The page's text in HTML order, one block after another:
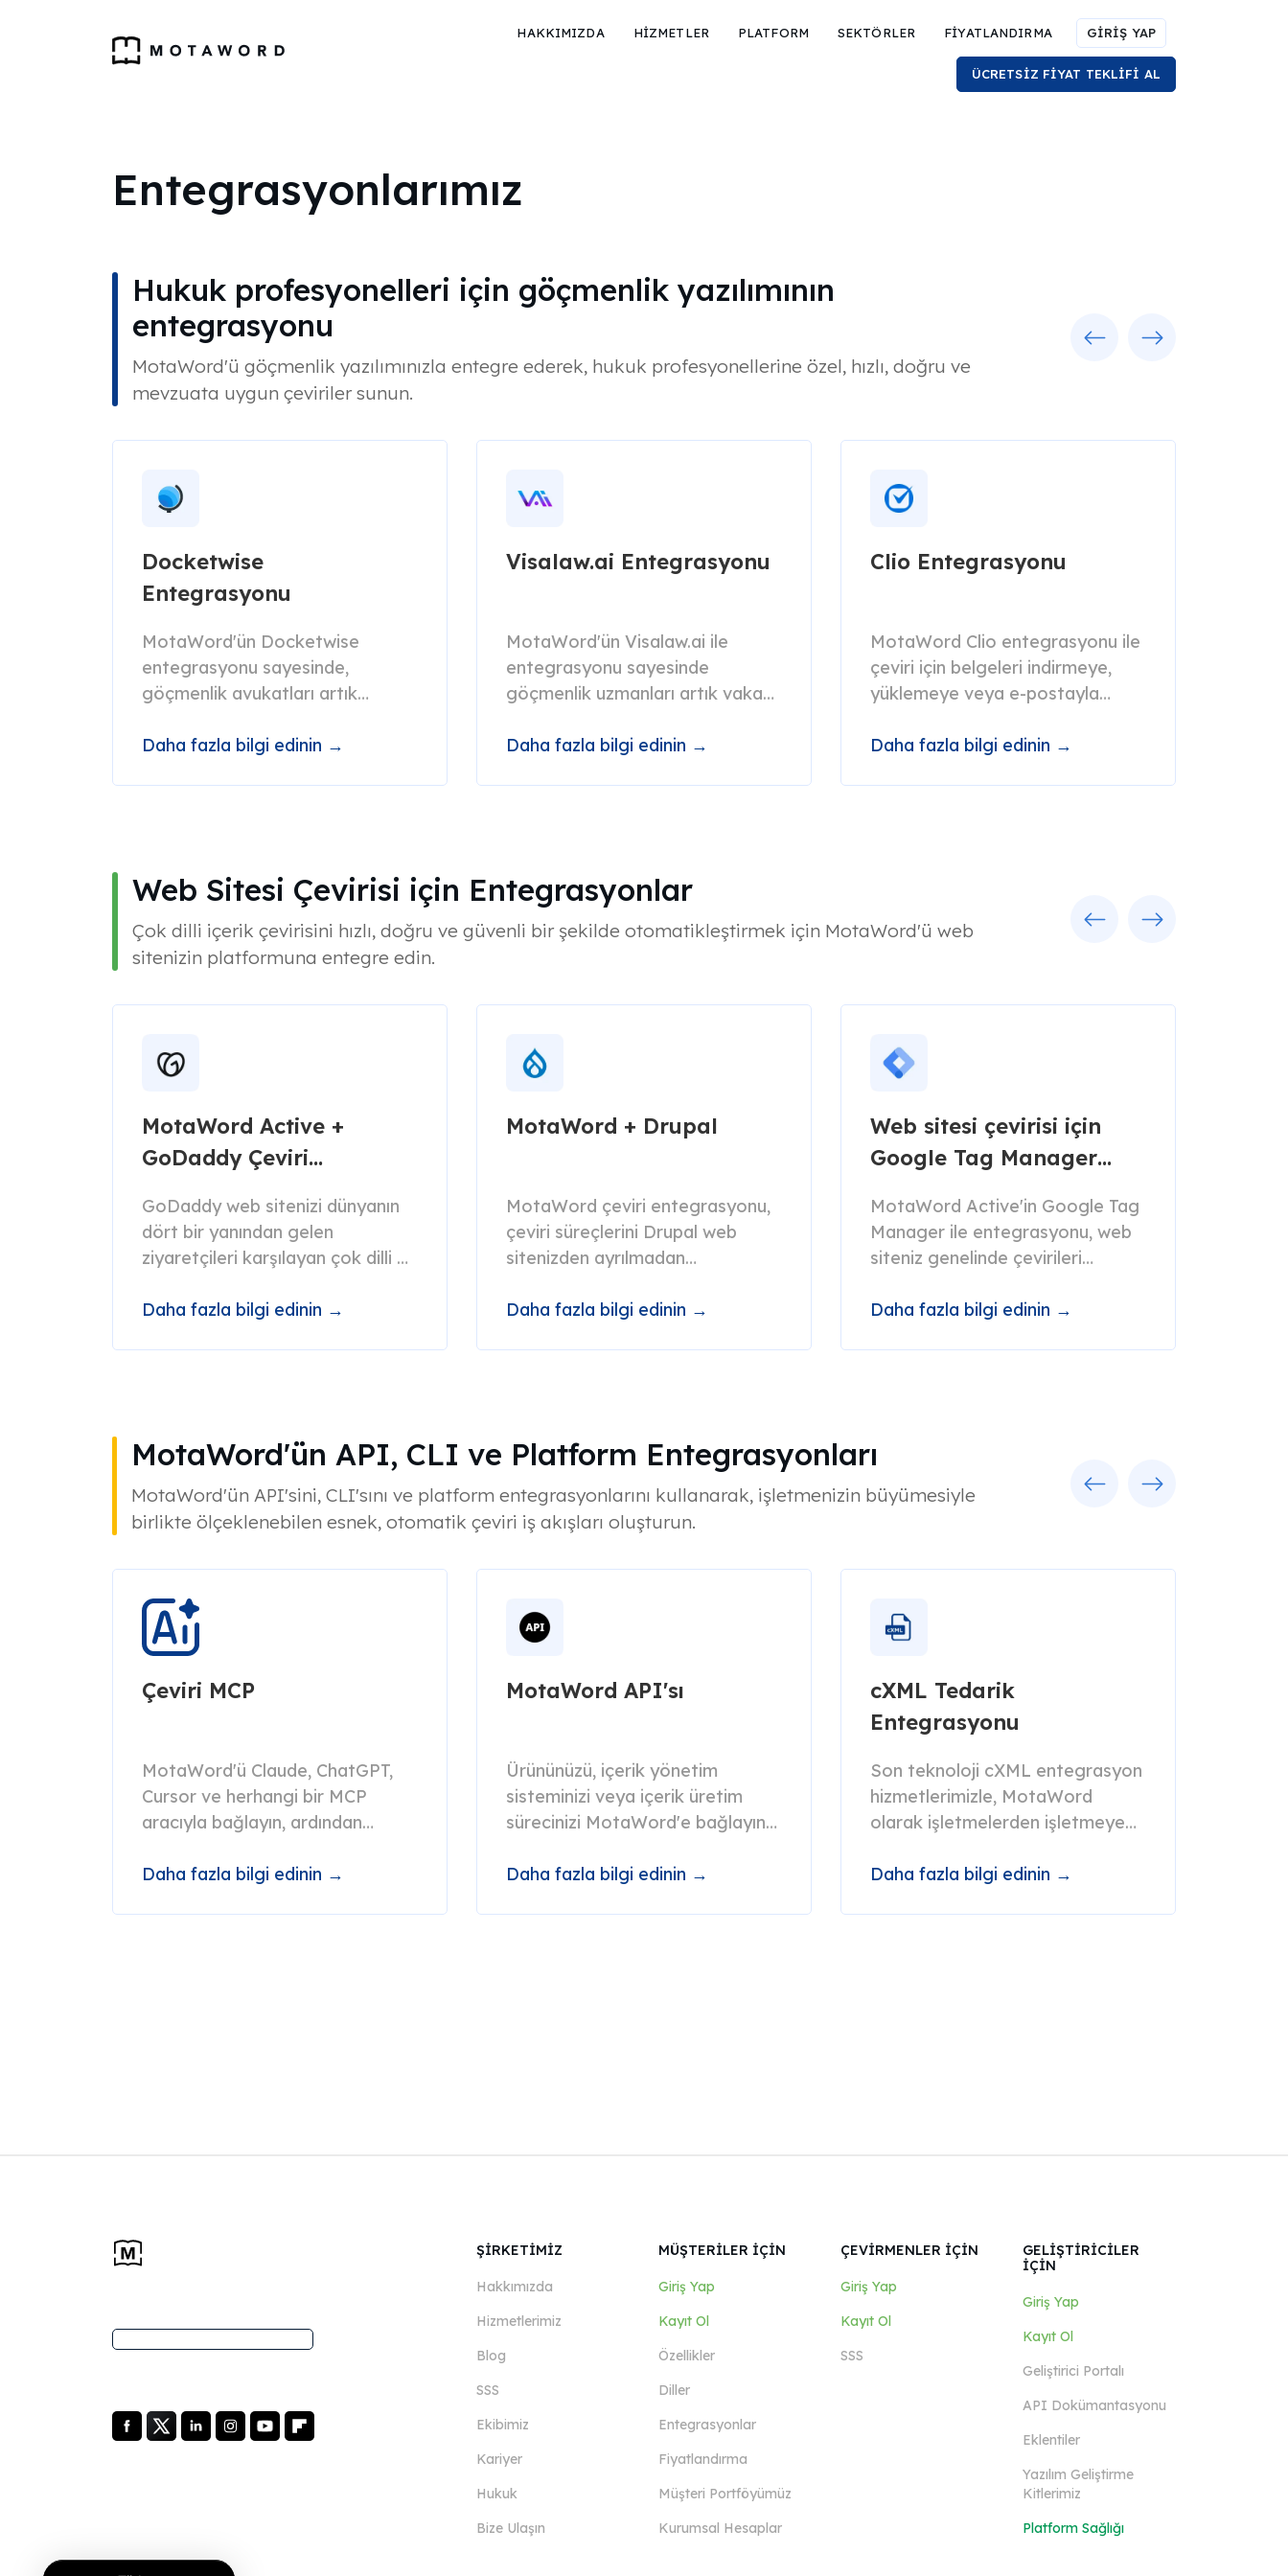
HAKKIMIZDA HİZMETLER PLATFORM SEKTÖRLER FİYATLANDIRMA GİRİŞ YAP
ÜCRETSİZ FİYAT TEKLİFİ AL
Entegrasyonlarımız
Hukuk profesyonelleri için göçmenlik yazılımının
entegrasyonu
MotaWord'ü göçmenlik yazılımınızla entegre ederek, hukuk profesyonellerine özel, hızlı, doğru ve
mevzuata uygun çeviriler sunun.
Docketwise
Entegrasyonu
MotaWord'ün Docketwise
entegrasyonu sayesinde,
göçmenlik avukatları artık
ve doğru bir biçimde çevirebilir
Daha fazla bilgi edinin →
Visalaw.ai Entegrasyonu
MotaWord'ün Visalaw.ai ile
entegrasyonu sayesinde
göçmenlik uzmanları artık vaka
ve güvenilir çeviri hizmetlerine
Daha fazla bilgi edinin →
Clio Entegrasyonu
MotaWord Clio entegrasyonu ile
çeviri için belgeleri indirmeye,
yüklemeye veya e-postayla
Daha fazla bilgi edinin →
Web Sitesi Çevirisi için Entegrasyonlar
Çok dilli içerik çevirisini hızlı, doğru ve güvenli bir şekilde otomatikleştirmek için MotaWord'ü web
sitenizin platformuna entegre edin.
MotaWord Active +
GoDaddy Çeviri
GoDaddy web sitenizi dünyanın
dört bir yanından gelen
ziyaretçileri karşılayan çok dilli bir
Daha fazla bilgi edinin →
MotaWord + Drupal
MotaWord çeviri entegrasyonu,
çeviri süreçlerini Drupal web
sitenizden ayrılmadan
Daha fazla bilgi edinin →
Web sitesi çevirisi için
Google Tag Manager
MotaWord Active'in Google Tag
Manager ile entegrasyonu, web
siteniz genelinde çevirileri
kolaylaştırır.
Daha fazla bilgi edinin →
MotaWord'ün API, CLI ve Platform Entegrasyonları
MotaWord'ün API'sini, CLI'sını ve platform entegrasyonlarını kullanarak, işletmenizin büyümesiyle
birlikte ölçeklenebilen esnek, otomatik çeviri iş akışları oluşturun.
Çeviri MCP
MotaWord'ü Claude, ChatGPT,
Cursor ve herhangi bir MCP
aracıyla bağlayın, ardından
zeka sohbetinizden yönetin.
Daha fazla bilgi edinin →
MotaWord API'sı
Ürününüzü, içerik yönetim
sisteminizi veya içerik üretim
sürecinizi MotaWord'e bağlayın
otomatikleştirin.
Daha fazla bilgi edinin →
cXML Tedarik
Entegrasyonu
Son teknoloji cXML entegrasyon
hizmetlerimizle, MotaWord
olarak işletmelerden işletmeye
devrim yaratma konusunda
Daha fazla bilgi edinin →
ŞİRKETİMİZ
Hakkımızda
Hizmetlerimiz
Blog
SSS
Ekibimiz
Kariyer
Hukuk
Bize Ulaşın
MÜŞTERİLER İÇİN
Giriş Yap
Kayıt Ol
Özellikler
Diller
Entegrasyonlar
Fiyatlandırma
Müşteri Portföyümüz
Kurumsal Hesaplar
ÇEVİRMENLER İÇİN
Giriş Yap
Kayıt Ol
SSS
GELİŞTİRİCİLER
İÇİN
Giriş Yap
Kayıt Ol
Geliştirici Portalı
API Dokümantasyonu
Eklentiler
Yazılım Geliştirme
Kitlerimiz
Platform Sağlığı